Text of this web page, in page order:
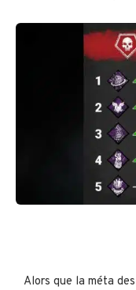
Alors que la méta